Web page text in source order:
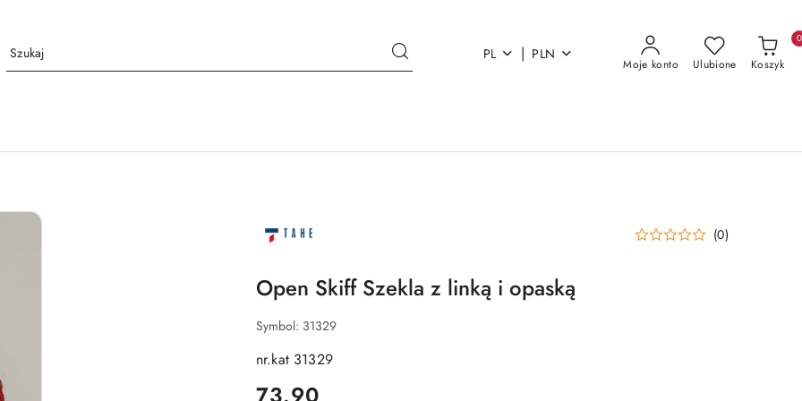
PL | PLN
Moje konto Ulubione Koszyk
0
PRODUCENTA:
OPEN (0)
Open Skiff Szekla z linką i opaską
Symbol: 31329
nr.kat 31329
cena:
73.90